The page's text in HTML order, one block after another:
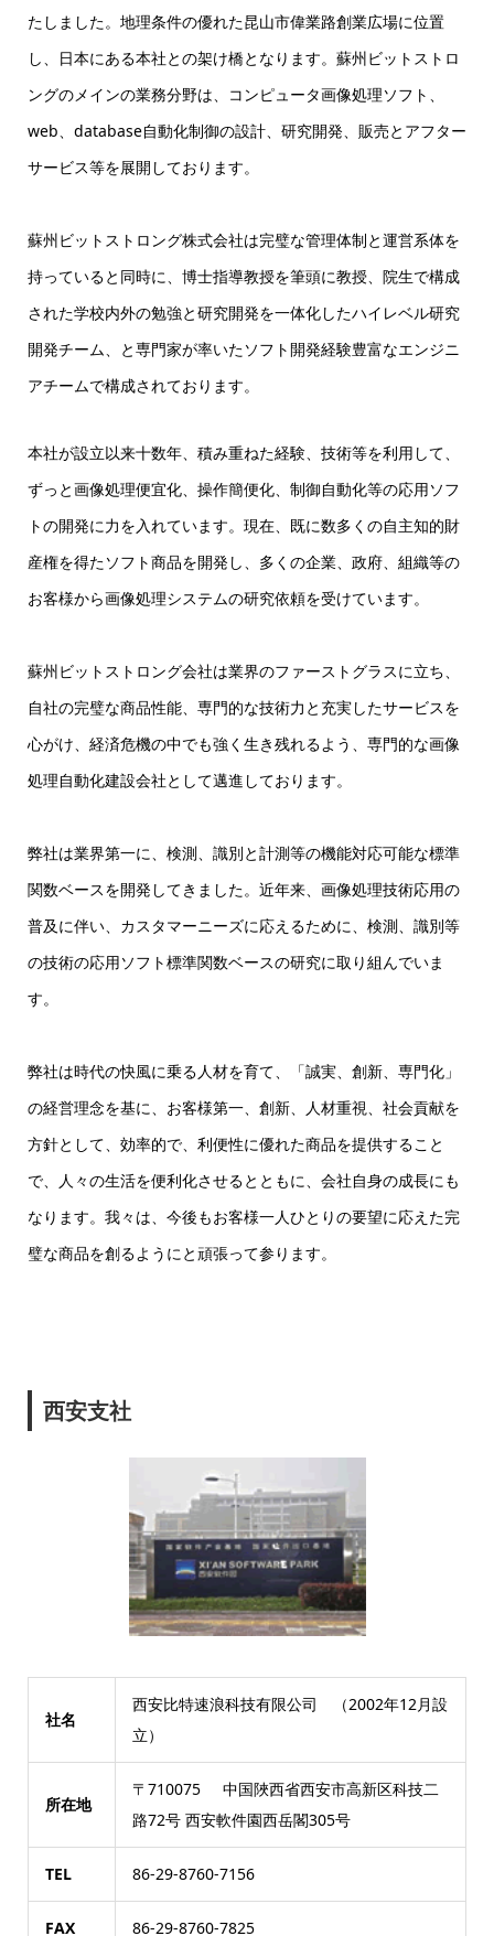
たしました。地理条件の優れた昆山市偉業路創業広場に位置
し、日本にある本社との架け橋となります。蘇州ビットストロ
ングのメインの業務分野は、コンピュータ画像処理ソフト、
web、database自動化制御の設計、研究開発、販売とアフター
サービス等を展開しております。
蘇州ビットストロング株式会社は完璧な管理体制と運営系体を
持っていると同時に、博士指導教授を筆頭に教授、院生で構成
された学校内外の勉強と研究開発を一体化したハイレベル研究
開発チーム、と専門家が率いたソフト開発経験豊富なエンジニ
アチームで構成されております。
本社が設立以来十数年、積み重ねた経験、技術等を利用して、
ずっと画像処理便宜化、操作簡便化、制御自動化等の応用ソフ
トの開発に力を入れています。現在、既に数多くの自主知的財
産権を得たソフト商品を開発し、多くの企業、政府、組織等の
お客様から画像処理システムの研究依頼を受けています。
蘇州ビットストロング会社は業界のファーストグラスに立ち、
自社の完璧な商品性能、専門的な技術力と充実したサービスを
心がけ、経済危機の中でも強く生き残れるよう、専門的な画像
処理自動化建設会社として邁進しております。
弊社は業界第一に、検測、識別と計測等の機能対応可能な標準
関数ベースを開発してきました。近年来、画像処理技術応用の
普及に伴い、カスタマーニーズに応えるために、検測、識別等
の技術の応用ソフト標準関数ベースの研究に取り組んでいま
す。
弊社は時代の快風に乗る人材を育て、「誠実、創新、専門化」
の経営理念を基に、お客様第一、創新、人材重視、社会貢献を
方針として、効率的で、利便性に優れた商品を提供すること
で、人々の生活を便利化させるとともに、会社自身の成長にも
なります。我々は、今後もお客様一人ひとりの要望に応えた完
璧な商品を創るようにと頑張って参ります。
西安支社
社名
西安比特速浪科技有限公司 （2002年12月設
立）
所在地
〒710075 中国陜西省西安市高新区科技二
路72号 西安軟件園西岳閣305号
TEL 86-29-8760-7156
FAX 86-29-8760-7825